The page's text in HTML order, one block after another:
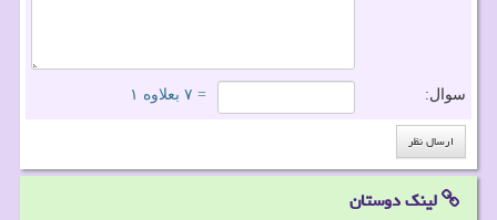
سوال: = ۷ بعلاوه ۱
لینک دوستان